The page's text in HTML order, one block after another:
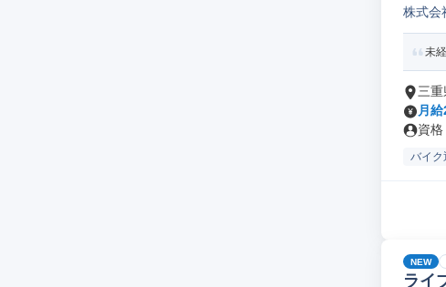
株式会
未
三
月
資
バイク
NEW
ライ